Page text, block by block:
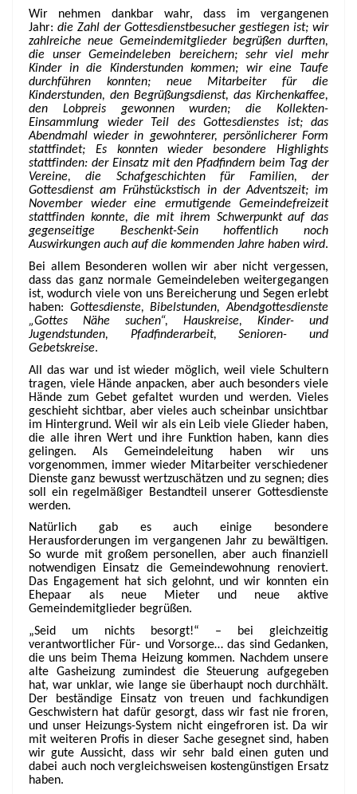
Wir nehmen dankbar wahr, dass im vergangenen
Jahr: die Zahl der Gottesdienstbesucher gestiegen ist; wir
zahlreiche neue Gemeindemitglieder begrüßen durften,
die unser Gemeindeleben bereichern; sehr viel mehr
Kinder in die Kinderstunden kommen; wir eine Taufe
durchführen konnten; neue Mitarbeiter für die
Kinderstunden, den Begrüßungsdienst, das Kirchenkaffee,
den Lobpreis gewonnen wurden; die Kollekten-
Einsammlung wieder Teil des Gottesdienstes ist; das
Abendmahl wieder in gewohnterer, persönlicherer Form
stattfindet; Es konnten wieder besondere Highlights
stattfinden: der Einsatz mit den Pfadfindern beim Tag der
Vereine, die Schafgeschichten für Familien, der
Gottesdienst am Frühstückstisch in der Adventszeit; im
November wieder eine ermutigende Gemeindefreizeit
stattfinden konnte, die mit ihrem Schwerpunkt auf das
gegenseitige Beschenkt-Sein hoffentlich noch
Auswirkungen auch auf die kommenden Jahre haben wird.
Bei allem Besonderen wollen wir aber nicht vergessen,
dass das ganz normale Gemeindeleben weitergegangen
ist, wodurch viele von uns Bereicherung und Segen erlebt
haben: Gottesdienste, Bibelstunden, Abendgottesdienste
„Gottes Nähe suchen“, Hauskreise, Kinder- und
Jugendstunden, Pfadfinderarbeit, Senioren- und
Gebetskreise.
All das war und ist wieder möglich, weil viele Schultern
tragen, viele Hände anpacken, aber auch besonders viele
Hände zum Gebet gefaltet wurden und werden. Vieles
geschieht sichtbar, aber vieles auch scheinbar unsichtbar
im Hintergrund. Weil wir als ein Leib viele Glieder haben,
die alle ihren Wert und ihre Funktion haben, kann dies
gelingen. Als Gemeindeleitung haben wir uns
vorgenommen, immer wieder Mitarbeiter verschiedener
Dienste ganz bewusst wertzuschätzen und zu segnen; dies
soll ein regelmäßiger Bestandteil unserer Gottesdienste
werden.
Natürlich gab es auch einige besondere
Herausforderungen im vergangenen Jahr zu bewältigen.
So wurde mit großem personellen, aber auch finanziell
notwendigen Einsatz die Gemeindewohnung renoviert.
Das Engagement hat sich gelohnt, und wir konnten ein
Ehepaar als neue Mieter und neue aktive
Gemeindemitglieder begrüßen.
„Seid um nichts besorgt!“ – bei gleichzeitig
verantwortlicher Für- und Vorsorge… das sind Gedanken,
die uns beim Thema Heizung kommen. Nachdem unsere
alte Gasheizung zumindest die Steuerung aufgegeben
hat, war unklar, wie lange sie überhaupt noch durchhält.
Der beständige Einsatz von treuen und fachkundigen
Geschwistern hat dafür gesorgt, dass wir fast nie froren,
und unser Heizungs-System nicht eingefroren ist. Da wir
mit weiteren Profis in dieser Sache gesegnet sind, haben
wir gute Aussicht, dass wir sehr bald einen guten und
dabei auch noch vergleichsweisen kostengünstigen Ersatz
haben.